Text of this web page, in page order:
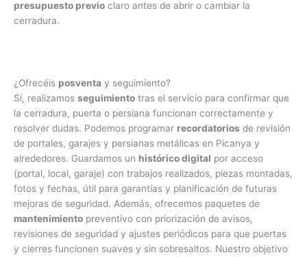
presupuesto previo claro antes de abrir o cambiar la
cerradura.
¿Ofrecéis posventa y seguimiento?
Sí, realizamos seguimiento tras el servicio para confirmar que
la cerradura, puerta o persiana funcionan correctamente y
resolver dudas. Podemos programar recordatorios de revisión
de portales, garajes y persianas metálicas en Picanya y
alrededores. Guardamos un histórico digital por acceso
(portal, local, garaje) con trabajos realizados, piezas montadas,
fotos y fechas, útil para garantías y planificación de futuras
mejoras de seguridad. Además, ofrecemos paquetes de
mantenimiento preventivo con priorización de avisos,
revisiones de seguridad y ajustes periódicos para que puertas
y cierres funcionen suaves y sin sobresaltos. Nuestro objetivo